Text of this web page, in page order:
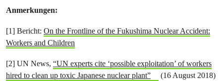
Anmerkungen:
[1] Bericht: ​On the Frontline of the Fukushima Nuclear Accident:
Workers and Children
[2] ​UN News, ​ “UN experts cite ‘possible exploitation’ of workers
hired to clean up toxic Japanese nuclear plant”
​ (16 August 2018)